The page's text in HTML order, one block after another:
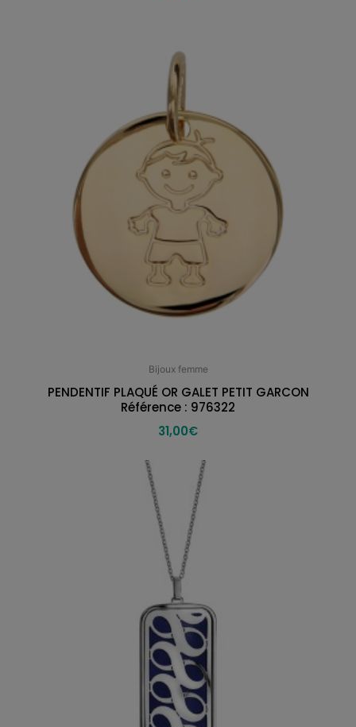
Bijoux femme
PENDENTIF PLAQUÉ OR GALET PETIT GARCON
Référence : 976322
31,00€